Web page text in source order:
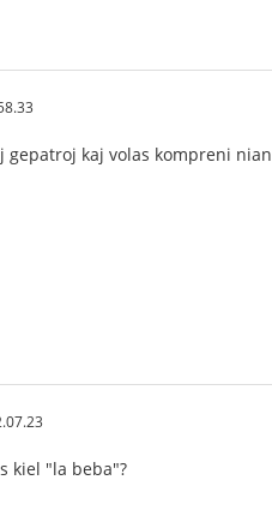
gepatroj kaj volas kompreni
kiel "la beba"?